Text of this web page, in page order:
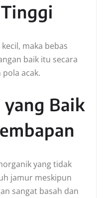
maka bebas
baik itu secara
acak.
yang Baik
yang tidak
jamur meskipun
sangat basah dan